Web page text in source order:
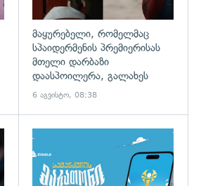
მაყურებელი, რომელმაც
სპაიდერმენის პრემიერისას
მთელი დარბაზი
დაასპოილერა, გალახეს
6 აგვისტო, 08:38